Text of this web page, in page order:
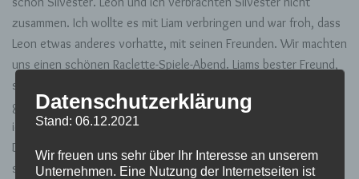
zusammen. Ich wollte es mit Liam verbringen und war froh, dass
Leon etwas anderes vorhatte, mit seinen Freunden. Wir machten
uns einen schönen Raclette-Spiele-Abend. Liams bester Freund,
sein Bruder und mein kleiner Bruder waren noch da. Irgendwann
gingen sie und es waren nur noch Liam, mein kleiner Bruder und
ich. Zum Bleigießen waren wir zu dritt. „Happy New Year“!
Dachte ich mir. Das sollte diesmal ein guter Start ins Neue Jahr
sein. Ich war unglaublich glücklich. Ich schlief bei Liam im Bett.
Datenschutzerklärung
Stand: 06.12.2021
Wir freuen uns sehr über Ihr Interesse an unserem
Unternehmen. Eine Nutzung der Internetseiten ist